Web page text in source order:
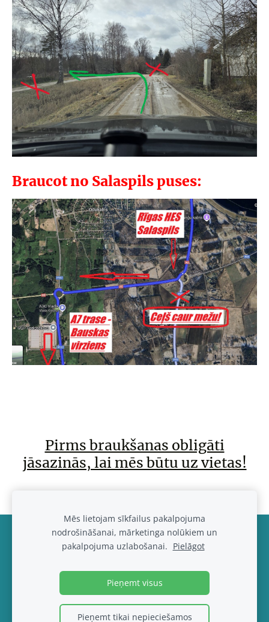
Braucot no Salaspils puses:
Pirms braukšanas obligāti
jāsazinās, lai mēs būtu uz vietas!
Noteikumi un kontakti Sīkdatnes
© 2017-2026www.eva1.lv , IK "Eva paklajs"
Mēs lietojam sīkfailus pakalpojuma
nodrošināšanai, mārketinga nolūkiem un
pakalpojuma uzlabošanai. Pielāgot
Pieņemt visus
Pieņemt tikai nepieciešamos